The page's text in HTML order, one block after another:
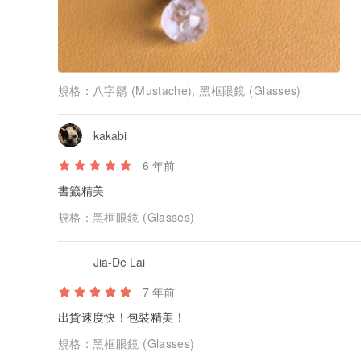
產地台灣 手工製作
規格： 八字鬍 (Mustache), 黑框眼鏡 (Glasses)
kakabi
6 年前
書籖精美
規格：黑框眼鏡 (Glasses)
Jia-De Lai
7 年前
出貨速度快！包裝精美！
規格：黑框眼鏡 (Glasses)